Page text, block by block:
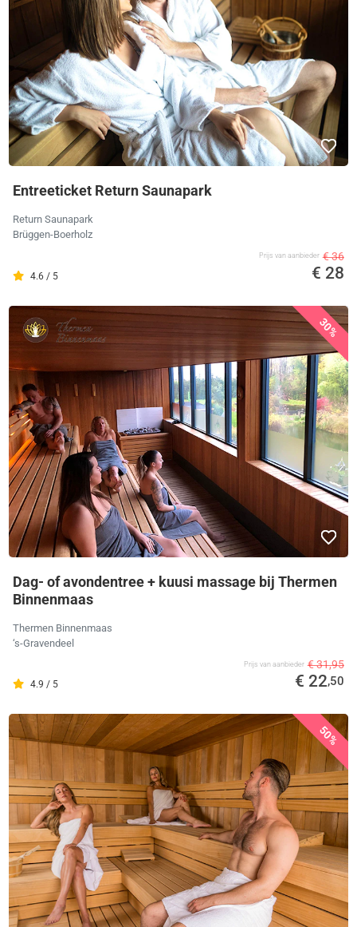
Entreeticket Return Saunapark
Return Saunapark
Brüggen-Boerholz
4.6 / 5
Prijs van aanbieder € 36
€ 28
30%
Dag- of avondentree + kuusi massage bij Thermen
Binnenmaas
Thermen Binnenmaas
‘s-Gravendeel
4.9 / 5
Prijs van aanbieder € 31,95
€ 22,50
50%